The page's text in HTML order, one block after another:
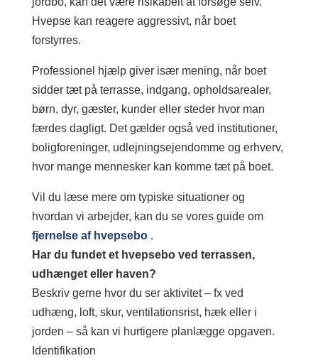
Hvepse kan reagere aggressivt, når boet
forstyrres.
Professionel hjælp giver især mening, når boet
sidder tæt på terrasse, indgang, opholdsarealer,
børn, dyr, gæster, kunder eller steder hvor man
færdes dagligt. Det gælder også ved institutioner,
boligforeninger, udlejningsejendomme og erhverv,
hvor mange mennesker kan komme tæt på boet.
Vil du læse mere om typiske situationer og
hvordan vi arbejder, kan du se vores guide om
fjernelse af hvepsebo .
Har du fundet et hvepsebo ved terrassen,
udhænget eller haven?
Beskriv gerne hvor du ser aktivitet – fx ved
udhæng, loft, skur, ventilationsrist, hæk eller i
jorden – så kan vi hurtigere planlægge opgaven.
Identifikation